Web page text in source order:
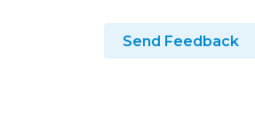
Send Feedback